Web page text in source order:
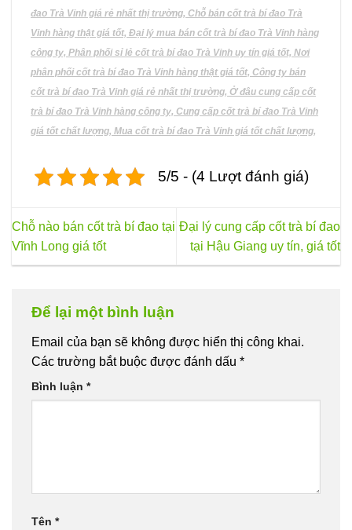
đao Trà Vinh giá rẻ nhất thị trường, Chỗ bán cốt trà bí đao Trà
Vinh hàng thật giá tốt, Đại lý mua bán cốt trà bí đao Trà Vinh hàng
công ty, Phân phối sỉ lẻ cốt trà bí đao Trà Vinh uy tín giá tốt, Nơi
phân phối cốt trà bí đao Trà Vinh hàng thật giá tốt, Công ty bán
cốt trà bí đao Trà Vinh giá rẻ nhất thị trường, Ở đâu cung cấp cốt
trà bí đao Trà Vinh hàng công ty, Cung cấp cốt trà bí đao Trà Vinh
giá tốt chất lượng, Mua cốt trà bí đao Trà Vinh giá tốt chất lượng,
5/5 - (4 Lượt đánh giá)
Chỗ nào bán cốt trà bí đao tại
Vĩnh Long giá tốt
Đại lý cung cấp cốt trà bí đao
tại Hậu Giang uy tín, giá tốt
Để lại một bình luận
Email của bạn sẽ không được hiển thị công khai.
Các trường bắt buộc được đánh dấu *
Bình luận *
Tên *